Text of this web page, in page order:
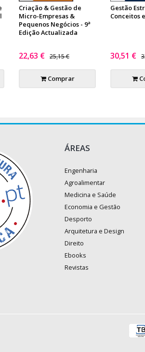
Criação & Gestão de
Micro-Empresas &
Pequenos Negócios - 9ª
Edição Actualizada
22,63 € 25,15 €
Comprar
Gestão
Conceitos
30,51 €
ÁREAS
Engenharia
Agroalimentar
Medicina e Saúde
Economia e Gestão
Desporto
Arquitetura e Design
Direito
Ebooks
Revistas